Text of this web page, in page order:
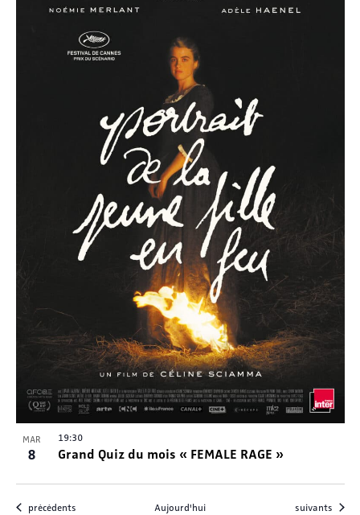
MAR
8
19:30
Grand Quiz du mois « FEMALE RAGE »
Évènements
précédents Aujourd'hui Évènements
suivants